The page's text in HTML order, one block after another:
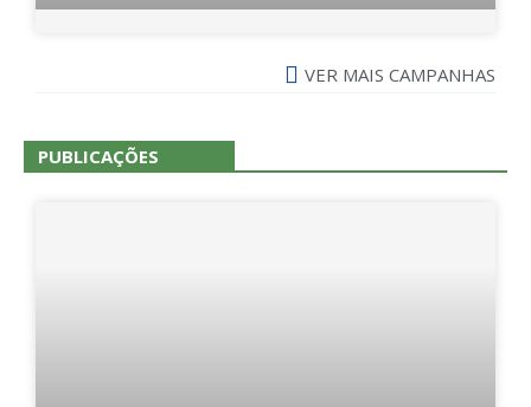
VER MAIS CAMPANHAS
PUBLICAÇÕES